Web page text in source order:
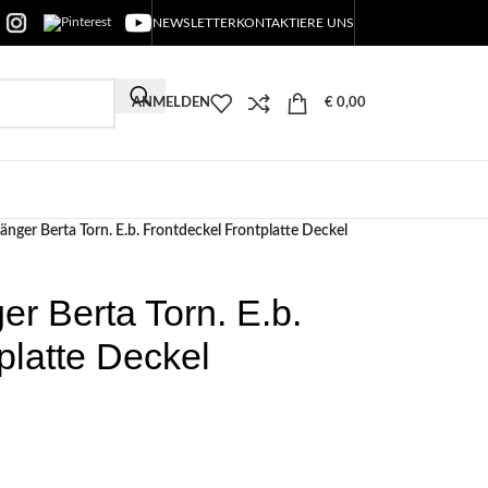
NEWSLETTERKONTAKTIERE UNS
ANMELDEN € 0,00
Berta Torn. E.b. Frontdeckel Frontplatte Deckel
Berta Torn. E.b.
Deckel